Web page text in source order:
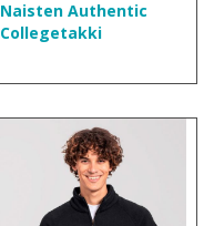
Naisten Authentic
Collegetakki